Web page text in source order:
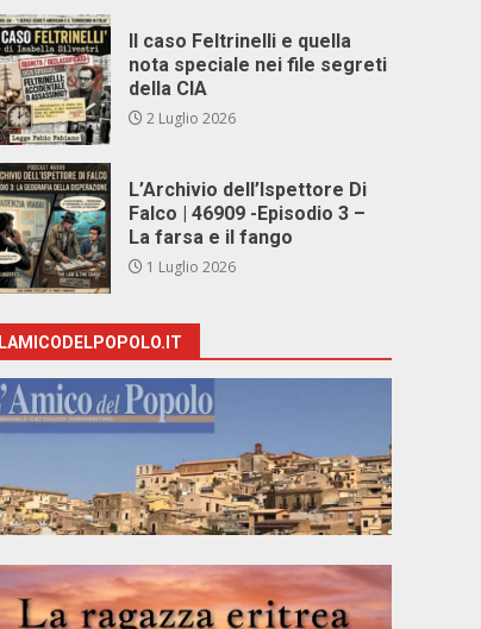
Il caso Feltrinelli e quella
nota speciale nei file segreti
della CIA
2 Luglio 2026
L’Archivio dell’Ispettore Di
Falco | 46909 -Episodio 3 –
La farsa e il fango
1 Luglio 2026
LAMICODELPOPOLO.IT